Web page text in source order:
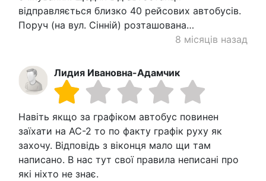
відправляється близко 40 рейсових автобусів.
Поруч (на вул. Сінній) розташована…
8 місяців назад
Лидия Ивановна-Адамчик
Навіть якщо за графіком автобус повинен
заїхати на АС-2 то по факту графік руху як
захочу. Відповідь з віконця мало щи там
написано. В нас тут свої правила неписані про
які ніхто не знає.